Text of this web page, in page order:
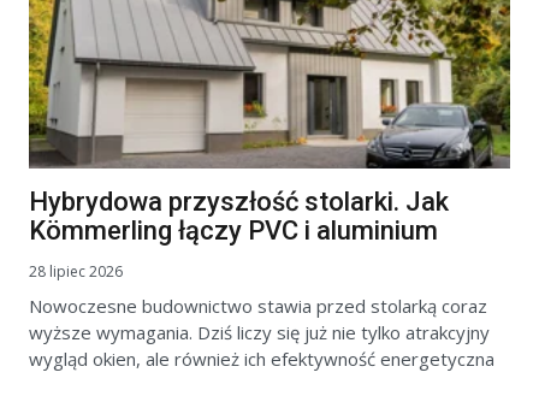
Hybrydowa przyszłość stolarki. Jak
Kömmerling łączy PVC i aluminium
28 lipiec 2026
Nowoczesne budownictwo stawia przed stolarką coraz
wyższe wymagania. Dziś liczy się już nie tylko atrakcyjny
wygląd okien, ale również ich efektywność energetyczna